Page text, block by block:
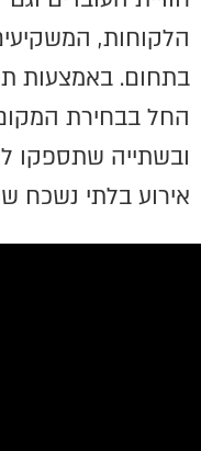
הלקוחות,
בתחום. באמצעות
החל בבחירת המקום
ובשתייה שתספקו
אירוע בלתי נשכח